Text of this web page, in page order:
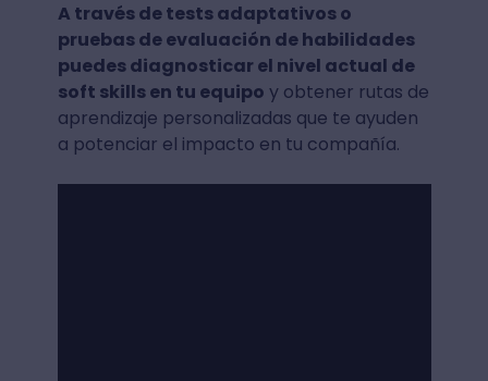
A través de tests adaptativos o
pruebas de evaluación de habilidades
puedes diagnosticar el nivel actual de
soft skills en tu equipo y obtener rutas de
aprendizaje personalizadas que te ayuden
a potenciar el impacto en tu compañía.